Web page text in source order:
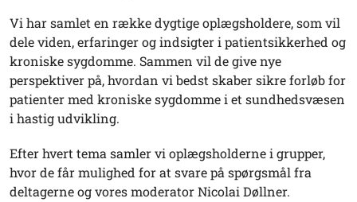
Vi har samlet en række dygtige oplægsholdere, som vil
dele viden, erfaringer og indsigter i patientsikkerhed og
kroniske sygdomme. Sammen vil de give nye
perspektiver på, hvordan vi bedst skaber sikre forløb for
patienter med kroniske sygdomme i et sundhedsvæsen
i hastig udvikling.
Efter hvert tema samler vi oplægsholderne i grupper,
hvor de får mulighed for at svare på spørgsmål fra
deltagerne og vores moderator Nicolai Døllner.